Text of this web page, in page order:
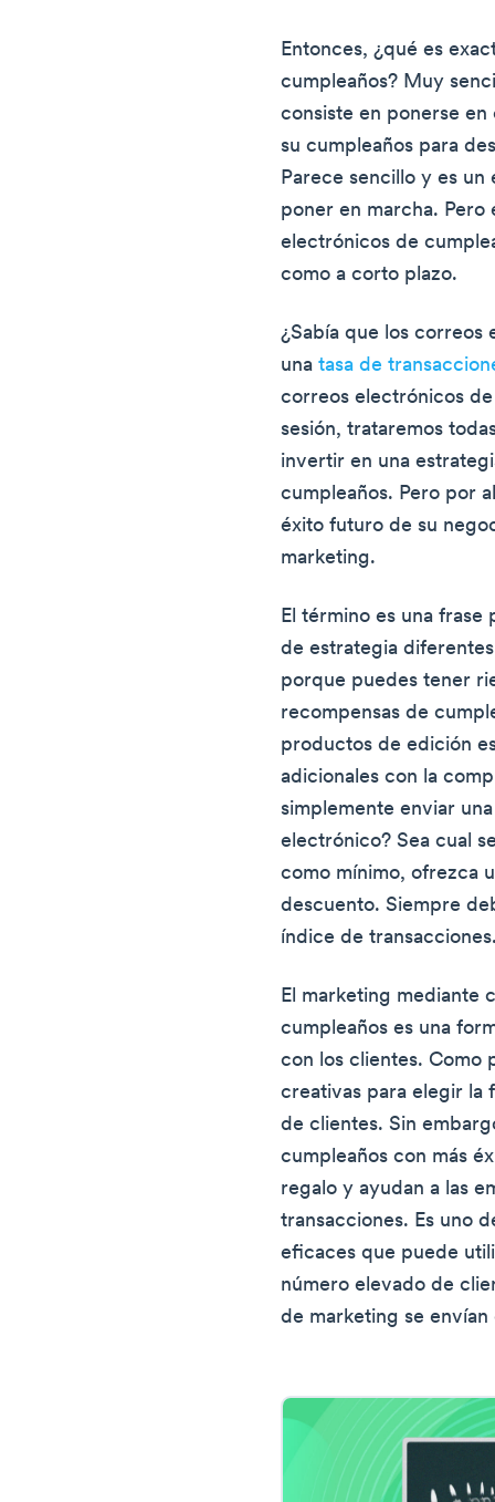
Entonces, ¿qué es
cumpleaños? Muy
consiste en ponerse
su cumpleaños para
Parece sencillo y es
poner en marcha.
electrónicos de
como a corto plazo.
¿Sabía que los correos
unatasa de
correos electrónicos
sesión, trataremos
invertir en una
cumpleaños. Pero por
éxito futuro de su
marketing.
El término es una frase
de estrategia
porque puedes tener
recompensas de
productos de edición
adicionales con la
simplemente enviar
electrónico? Sea cual
como mínimo, ofrezca
descuento. Siempre
índice de
El marketing mediante
cumpleaños es una
con los clientes. Como
creativas para elegir la
de clientes. Sin
cumpleaños con más
regalo y ayudan a las
transacciones. Es uno
eficaces que puede
número elevado de
de marketing se envían